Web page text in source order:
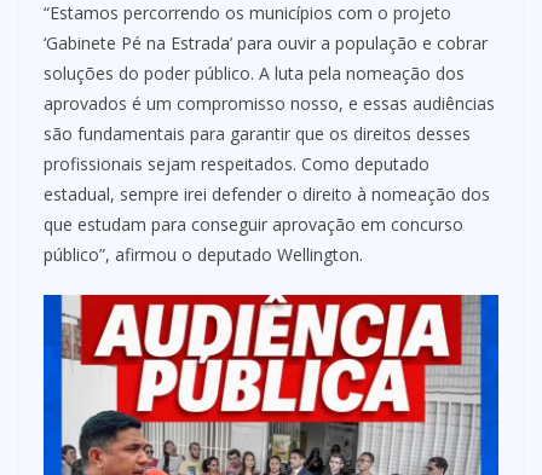
“Estamos percorrendo os municípios com o projeto
‘Gabinete Pé na Estrada’ para ouvir a população e cobrar
soluções do poder público. A luta pela nomeação dos
aprovados é um compromisso nosso, e essas audiências
são fundamentais para garantir que os direitos desses
profissionais sejam respeitados. Como deputado
estadual, sempre irei defender o direito à nomeação dos
que estudam para conseguir aprovação em concurso
público”, afirmou o deputado Wellington.